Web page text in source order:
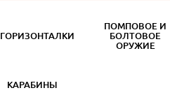
ГОРИЗОНТАЛКИ
ПОМПОВОЕ И
БОЛТОВОЕ
ОРУЖИЕ
КАРАБИНЫ